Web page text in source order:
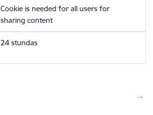
Cookie is needed for all users for
sharing content
24 stundas